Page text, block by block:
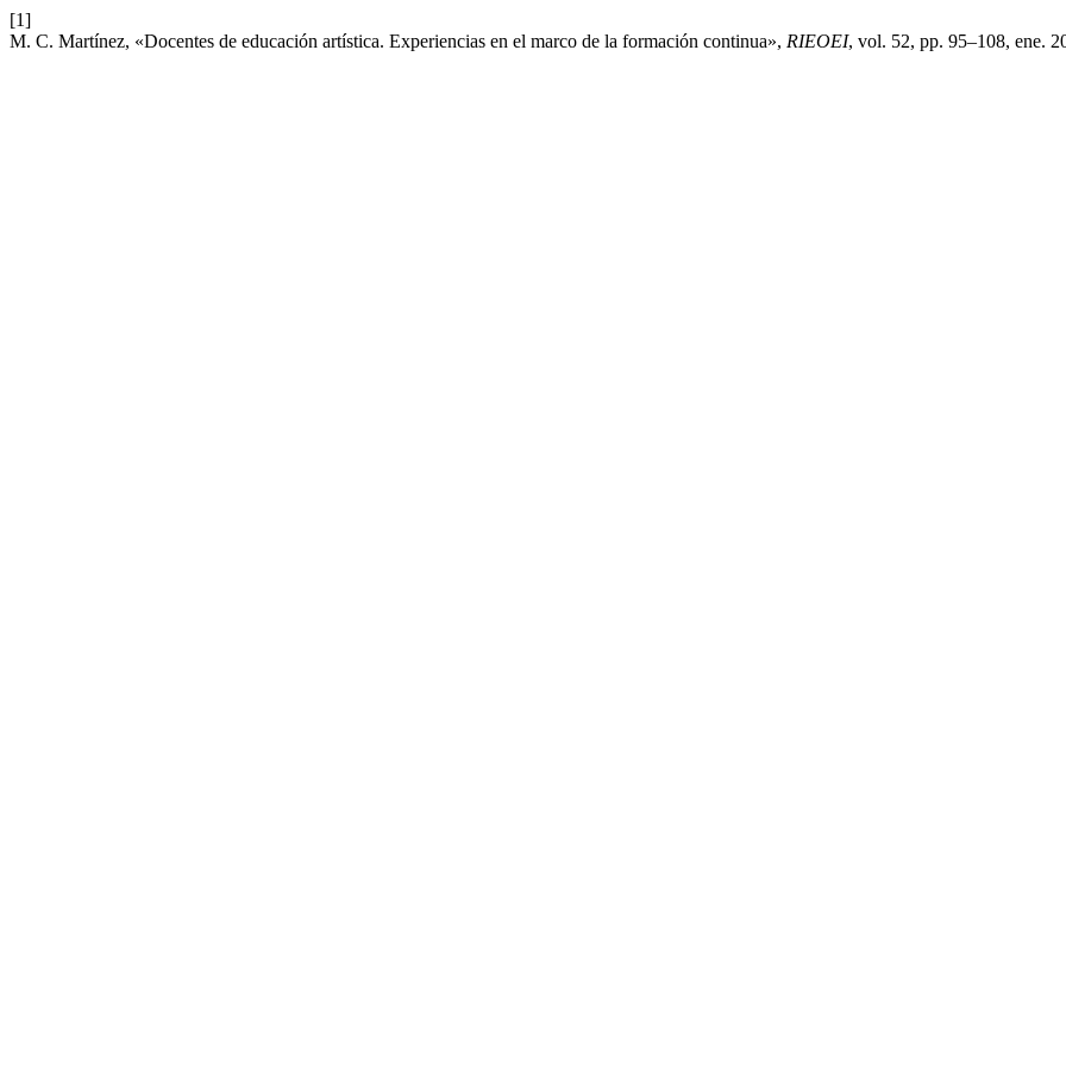
[1]
M. C. Martínez, «Docentes de educación artística. Experiencias en el marco de la formación continua», RIEOEI, vol. 52, pp. 95–108, ene.